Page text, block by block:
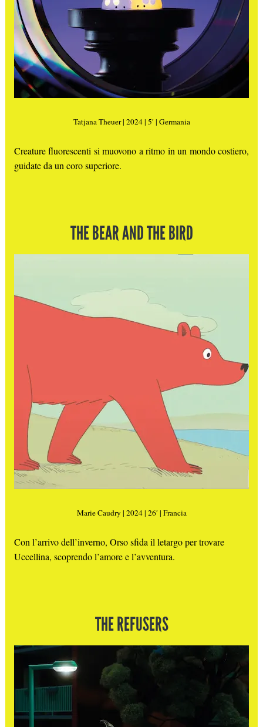
Tatjana Theuer | 2024 | 5′ | Germania
Creature fluorescenti si muovono a ritmo in un mondo costiero,
guidate da un coro superiore.
THE BEAR AND THE BIRD
Marie Caudry | 2024 | 26′ | Francia
Con l’arrivo dell’inverno, Orso sfida il letargo per trovare
Uccellina, scoprendo l’amore e l’avventura.
THE REFUSERS